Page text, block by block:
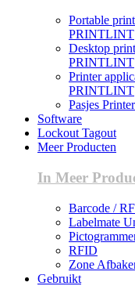
Portable
PRINTLINT
Desktop
PRINTLINT
Printer
PRINTLINT
Pasjes
Software
Lockout Tagout
Meer Producten
In Meer
Barcode /
Labelmate
RFID
Zone
Gebruikt